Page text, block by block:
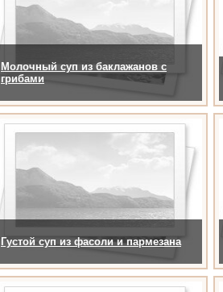
Молочный суп из баклажанов с
грибами
Густой суп из фасоли и пармезана